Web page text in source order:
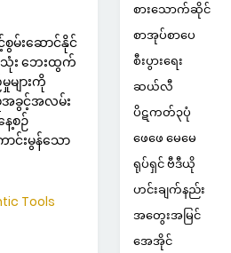
မ်းဆောင်နိုင်
သုံး ဘေးထွက်
များကို
အခွင့်အလမ်း
စဉ်
ာင်းမွန်သော
Tools
စားသောက်ဆိုင်
စာအုပ်စာပေ
စီးပွားရေး
ဆယ်လီ
ပိဋကတ်၃ပုံ
ဖေဖေ မေမေ
ရုပ်ရှင် ဗီဒီယို
ဟင်းချက်နည်း
အတွေးအမြင်
အေအိုင်